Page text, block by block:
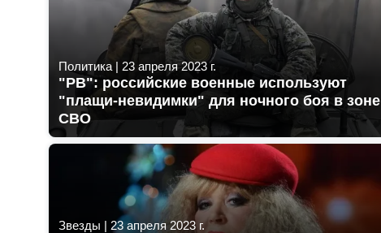
Политика | 23 апреля 2023 г.
"РВ": российские военные используют
"плащи-невидимки" для ночного боя в зоне
СВО
Звезды | 23 апреля 2023 г.